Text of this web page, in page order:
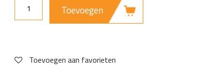
Toevoegen
Toevoegen aan favorieten